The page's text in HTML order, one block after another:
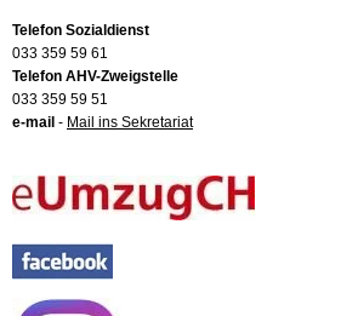
Telefon Sozialdienst
033 359 59 61
Telefon AHV-Zweigstelle
033 359 59 51
e-mail - Mail ins Sekretariat